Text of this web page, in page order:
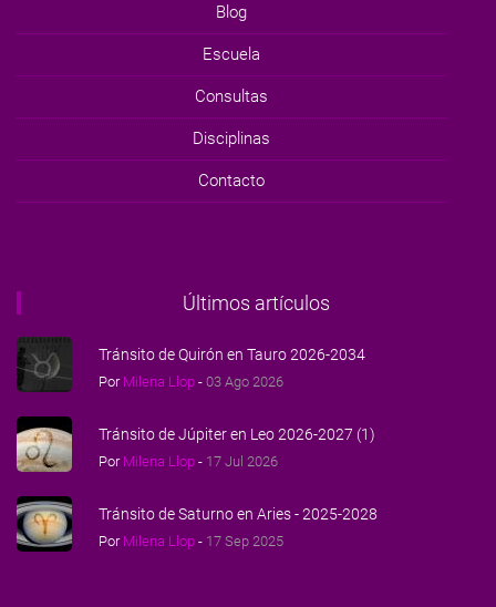
Blog
Escuela
Consultas
Disciplinas
Contacto
Últimos artículos
Tránsito de Quirón en Tauro 2026-2034
Por Milena Llop - 03 Ago 2026
Tránsito de Júpiter en Leo 2026-2027 (1)
Por Milena Llop - 17 Jul 2026
Tránsito de Saturno en Aries - 2025-2028
Por Milena Llop - 17 Sep 2025